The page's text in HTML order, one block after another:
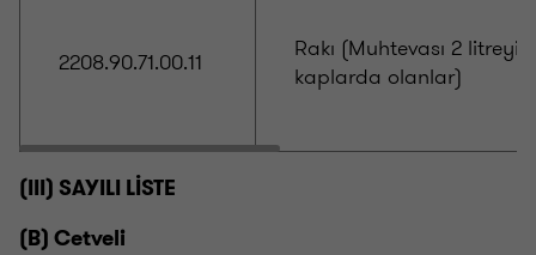
2208.90.71.00.11
Rakı (Muhtevası 2 litreyi
kaplarda olanlar)
(III) SAYILI LİSTE
(B) Cetveli